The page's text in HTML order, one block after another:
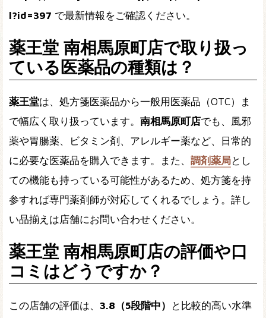
l?id=397 で最新情報をご確認ください。
薬王堂 南相馬原町店で取り扱っ
ている医薬品の種類は？
薬王堂は、処方箋医薬品から一般用医薬品（OTC）ま
で幅広く取り扱っています。 南相馬原町店でも、風邪
薬や胃腸薬、ビタミン剤、アレルギー薬など、日常的
に必要な医薬品を購入できます。また、 調剤薬局とし
ての機能も持っている可能性があるため、処方箋を持
参すれば専門薬剤師が対応してくれるでしょう。詳し
い品揃えは店舗にお問い合わせください。
薬王堂 南相馬原町店の評価や口
コミはどうですか？
この店舗の評価は、 3.8（5段階中）
と比較的高い水準